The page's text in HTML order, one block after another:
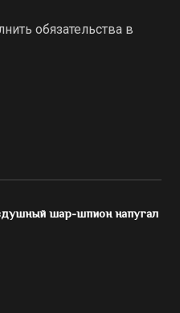
обязательства в
шар-шпион напугал